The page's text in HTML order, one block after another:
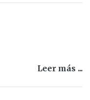
Leer más ...